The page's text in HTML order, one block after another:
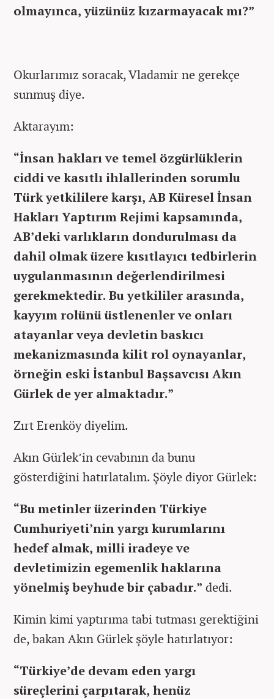
olmayınca, yüzünüz kızarmayacak mı?”
Okurlarımız soracak, Vladamir ne gerekçe
sunmuş diye.
Aktarayım:
“İnsan hakları ve temel özgürlüklerin
ciddi ve kasıtlı ihlallerinden sorumlu
Türk yetkililere karşı, AB Küresel İnsan
Hakları Yaptırım Rejimi kapsamında,
AB’deki varlıkların dondurulması da
dahil olmak üzere kısıtlayıcı tedbirlerin
uygulanmasının değerlendirilmesi
gerekmektedir. Bu yetkililer arasında,
kayyım rolünü üstlenenler ve onları
atayanlar veya devletin baskıcı
mekanizmasında kilit rol oynayanlar,
örneğin eski İstanbul Başsavcısı Akın
Gürlek de yer almaktadır.”
Zırt Erenköy diyelim.
Akın Gürlek’in cevabının da bunu
gösterdiğini hatırlatalım. Şöyle diyor Gürlek:
“Bu metinler üzerinden Türkiye
Cumhuriyeti’nin yargı kurumlarını
hedef almak, milli iradeye ve
devletimizin egemenlik haklarına
yönelmiş beyhude bir çabadır.” dedi.
Kimin kimi yaptırıma tabi tutması gerektiğini
de, bakan Akın Gürlek şöyle hatırlatıyor:
“Türkiye’de devam eden yargı
süreçlerini çarpıtarak, henüz